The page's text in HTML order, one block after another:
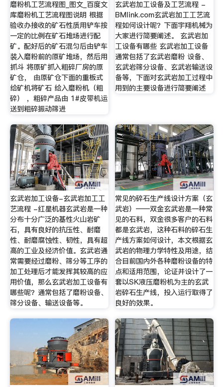
磨粉机工艺流程图_图文_百度文
库磨粉机工艺流程图说明 根据
验收办接收的矿石性质用铲车按
一定的比例在矿石堆场进行配
矿。配好后的矿石混匀后由铲车
装入磨粉前的原矿堆场，然后用
抓斗 将原矿抓入粗碎厂房的原
矿仓， 由原矿仓下面的重板式
给矿机将矿石 给入磨粉机（粗
碎） ，粗碎产品由 1#皮带机运
送到粗碎振动筛进
玄武岩加工设备及工艺流程 -
BMlink.com玄武岩加工工艺流
程如何设计呢？下面宇翔机械为
大家进行简要阐述。 玄武岩加
工设备有哪些 玄武岩加工设备
通常包括了玄武岩磨粉 设备、
玄武岩筛分设备、玄武岩输送设
备等，下面对玄武岩加工过程中
用到的主要设备进行简要阐述
玄武岩加工设备-玄武岩加工工
艺流程 -红星机器玄武岩是一种
分布十分广泛的基性火山岩矿
石，具有良好的抗压性、耐磨
性、耐磨腐蚀性、韧性，具有超
高的工业及经济价值。玄武岩通
常需要经过磨粉、筛分等工序的
加工处理后才能发挥其较高的应
用价值，那么玄武岩加工设备有
哪些呢？通常包括了磨粉设备、
筛分设备、输送设备等。
常见的碎石生产线设计方案（玄
武岩）——双金玄武岩是一种常
见的石料，双金很多客户的石料
都是玄武岩，这种石料的碎石生
产线方案如何设计，本文根据玄
武岩的物理力学特性及用途，结
合目前国内外各种磨粉设备的特
点和适用范围，论证并设计了一
套以SK液压磨粉机为主的玄武
岩碎石生产线，投入运行取得了
良好的效果。